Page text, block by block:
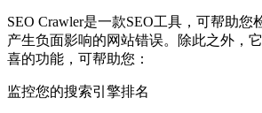
SEO Crawler是一款SEO工具，可帮助您
产生负面影响的网站错误。除此之外，
喜的功能，可帮助您：
监控您的搜索引擎排名